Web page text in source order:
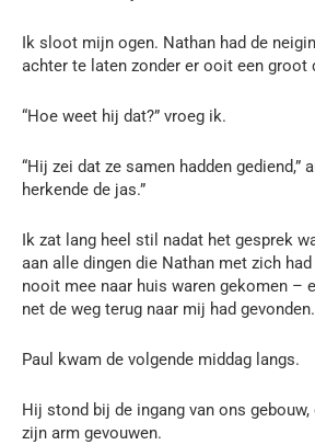
Ik sloot mijn ogen. Nathan had de
achter te laten zonder er ooit een groot
“Hoe weet hij dat?” vroeg ik.
“Hij zei dat ze samen hadden gediend,”
herkende de jas.”
Ik zat lang heel stil nadat het gesprek
aan alle dingen die Nathan met zich
nooit mee naar huis waren gekomen –
net de weg terug naar mij had gevonden.
Paul kwam de volgende middag langs.
Hij stond bij de ingang van ons
zijn arm gevouwen.